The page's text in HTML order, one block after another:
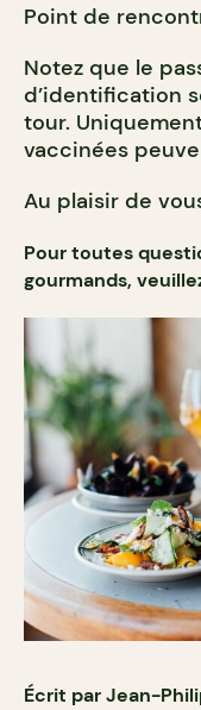
Point de
Notez que le
d’identification
tour.
vaccinées
Au plaisir de
Pour toutes
gourmands,
Écrit par Jean-